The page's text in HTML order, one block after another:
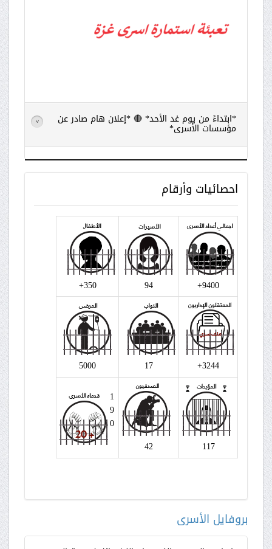
*ابتداءً من يوم غد الأحد* 🔴 *إعلان هام صادر عن
مؤسسات الأسرى* >
اقرأ
المزيد
احصائيات وأرقام
9400+
94
350+
3244+
17
5000
117
42
1
9
0
بروفايل الأسرى